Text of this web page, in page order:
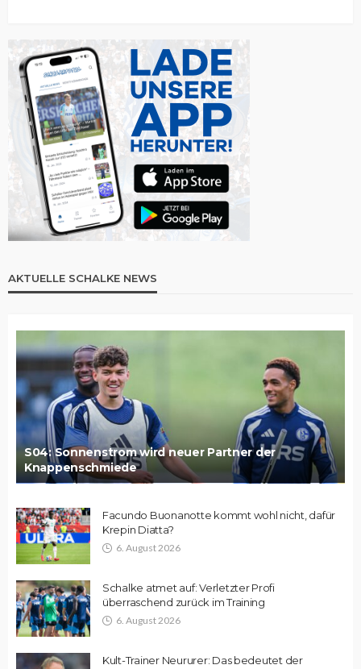
AKTUELLE SCHALKE NEWS
S04: Sonnenstrom wird neuer Partner der
Knappenschmiede
Facundo Buonanotte kommt wohl nicht, dafür
Krepin Diatta?
6. August 2026
Schalke atmet auf: Verletzter Profi
überraschend zurück im Training
6. August 2026
Kult-Trainer Neururer: Das bedeutet der